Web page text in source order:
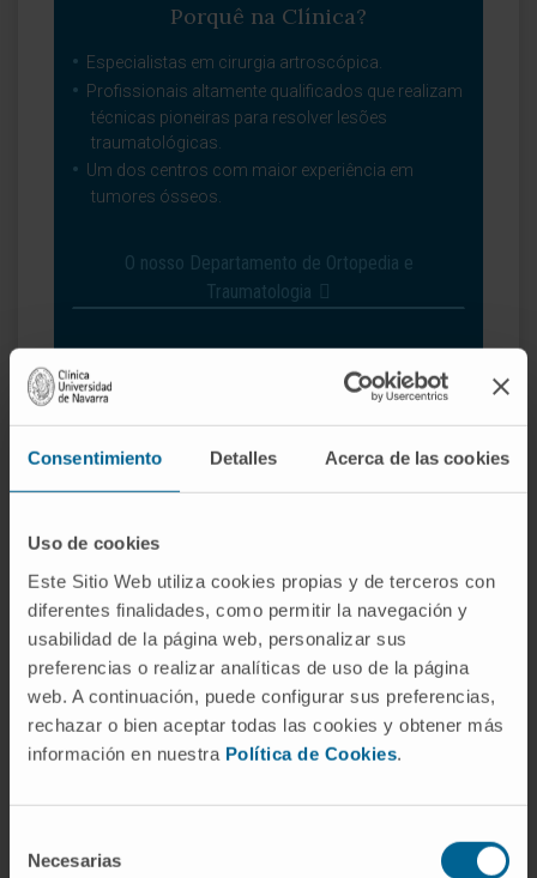
Consentimiento Detalles Acerca de las cookies
Uso de cookies
Este Sitio Web utiliza cookies propias y de terceros con
diferentes finalidades, como permitir la navegación y
usabilidad de la página web, personalizar sus
preferencias o realizar analíticas de uso de la página
web. A continuación, puede configurar sus preferencias,
rechazar o bien aceptar todas las cookies y obtener más
información en nuestra Política de Cookies.
Necesarias
Porquê na Clínica?
Especialistas em cirurgia artroscópica.
Profissionais altamente qualificados que realizam
técnicas pioneiras para resolver lesões
traumatológicas.
Um dos centros com maior experiência em
tumores ósseos.
O nosso Departamento de Ortopedia e
Traumatologia
A nossa equipa de
profissionais
Dr. Andrés Valentí Azcárate
Veja Currículo
Diretor
Departamento de Cirurgia Ortopédica e
Traumatologia
Sede de Navarra
Dr. Federico Alfano